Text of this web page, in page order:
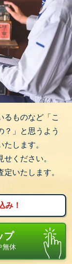
るものなど「こ
？」と思うよう
します。
ください。
いたします。
み！
プ
無休